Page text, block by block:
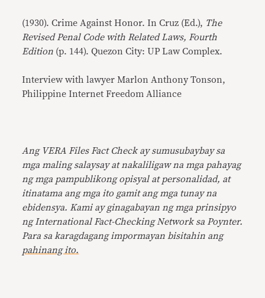
(1930). Crime Against Honor. In Cruz (Ed.), The
Revised Penal Code with Related Laws, Fourth
Edition (p. 144). Quezon City: UP Law Complex.
Interview with lawyer Marlon Anthony Tonson,
Philippine Internet Freedom Alliance
Ang VERA Files Fact Check ay sumusubaybay sa
mga maling salaysay at nakaliligaw na mga pahayag
ng mga pampublikong opisyal at personalidad, at
itinatama ang mga ito gamit ang mga tunay na
ebidensya. Kami ay ginagabayan ng mga prinsipyo
ng International Fact-Checking Network sa Poynter.
Para sa karagdagang impormayan bisitahin ang
pahinang ito.